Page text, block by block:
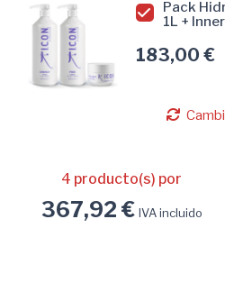
Pack
1L + Inner
183,00 €
4 producto(s) por
367,92 € IVA incluido